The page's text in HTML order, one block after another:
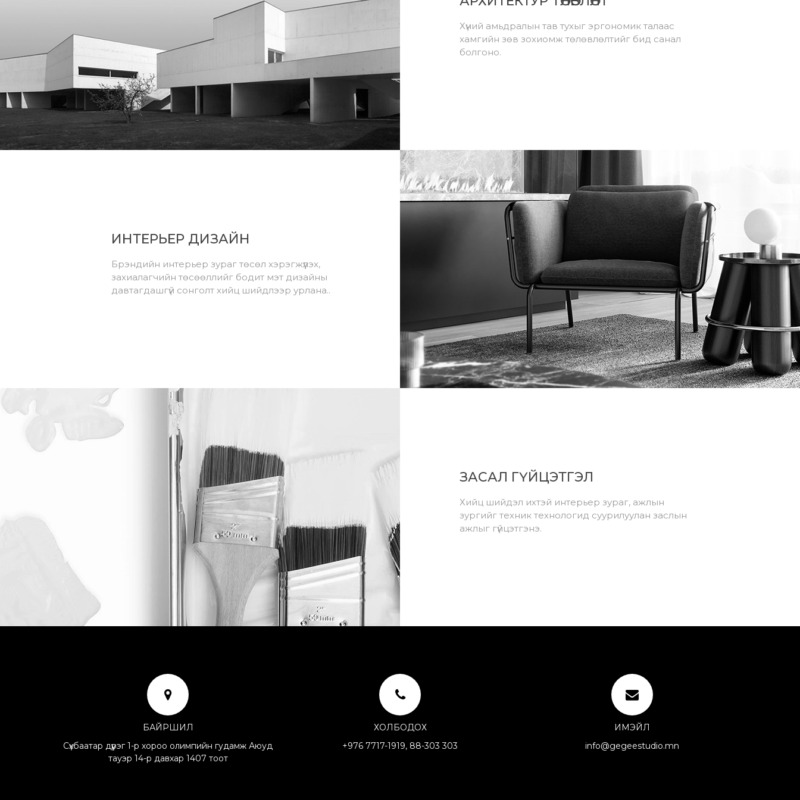
Хүний амьдралын тав тухыг эргономик талаас
хамгийн зөв зохиомж төлөвлөлтийг бид санал
болгоно.
ИНТЕРЬЕР ДИЗАЙН
Брэндийн интерьер зураг төсөл хэрэгжүүлэх,
захиалагчийн төсөөллийг бодит мэт дизайны
давтагдашгүй сонголт хийц шийдлээр урлана..
ЗАСАЛ ГҮЙЦЭТГЭЛ
Хийц шийдэл ихтэй интерьер зураг, ажлын
зургийг техник технологид суурилуулан заслын
ажлыг гүйцэтгэнэ.
БАЙРШИЛ
Сүхбаатар дүүрэг 1-р хороо олимпийн гудамж Аюуд
тауэр 14-р давхар 1407 тоот
ХОЛБОДОХ
+976 7717-1919, 88-303 303
ИМЭЙЛ
info@gegeestudio.mn